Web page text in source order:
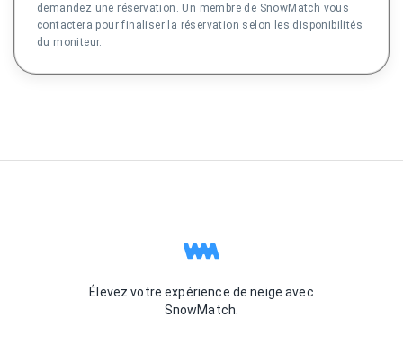
demandez une réservation. Un membre de SnowMatch vous
contactera pour finaliser la réservation selon les disponibilités
du moniteur.
Élevez votre expérience de neige avec
SnowMatch.